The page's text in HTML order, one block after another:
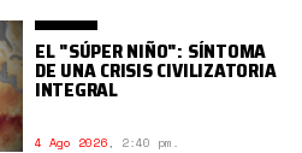
EL "SÚPER NIÑO": SÍNTOMA
DE UNA CRISIS CIVILIZATORIA
INTEGRAL
4 Ago 2026, 2:40 pm.